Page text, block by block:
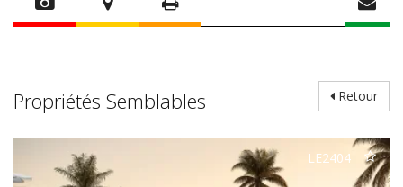
Retour
Propriétés Semblables
LE2404